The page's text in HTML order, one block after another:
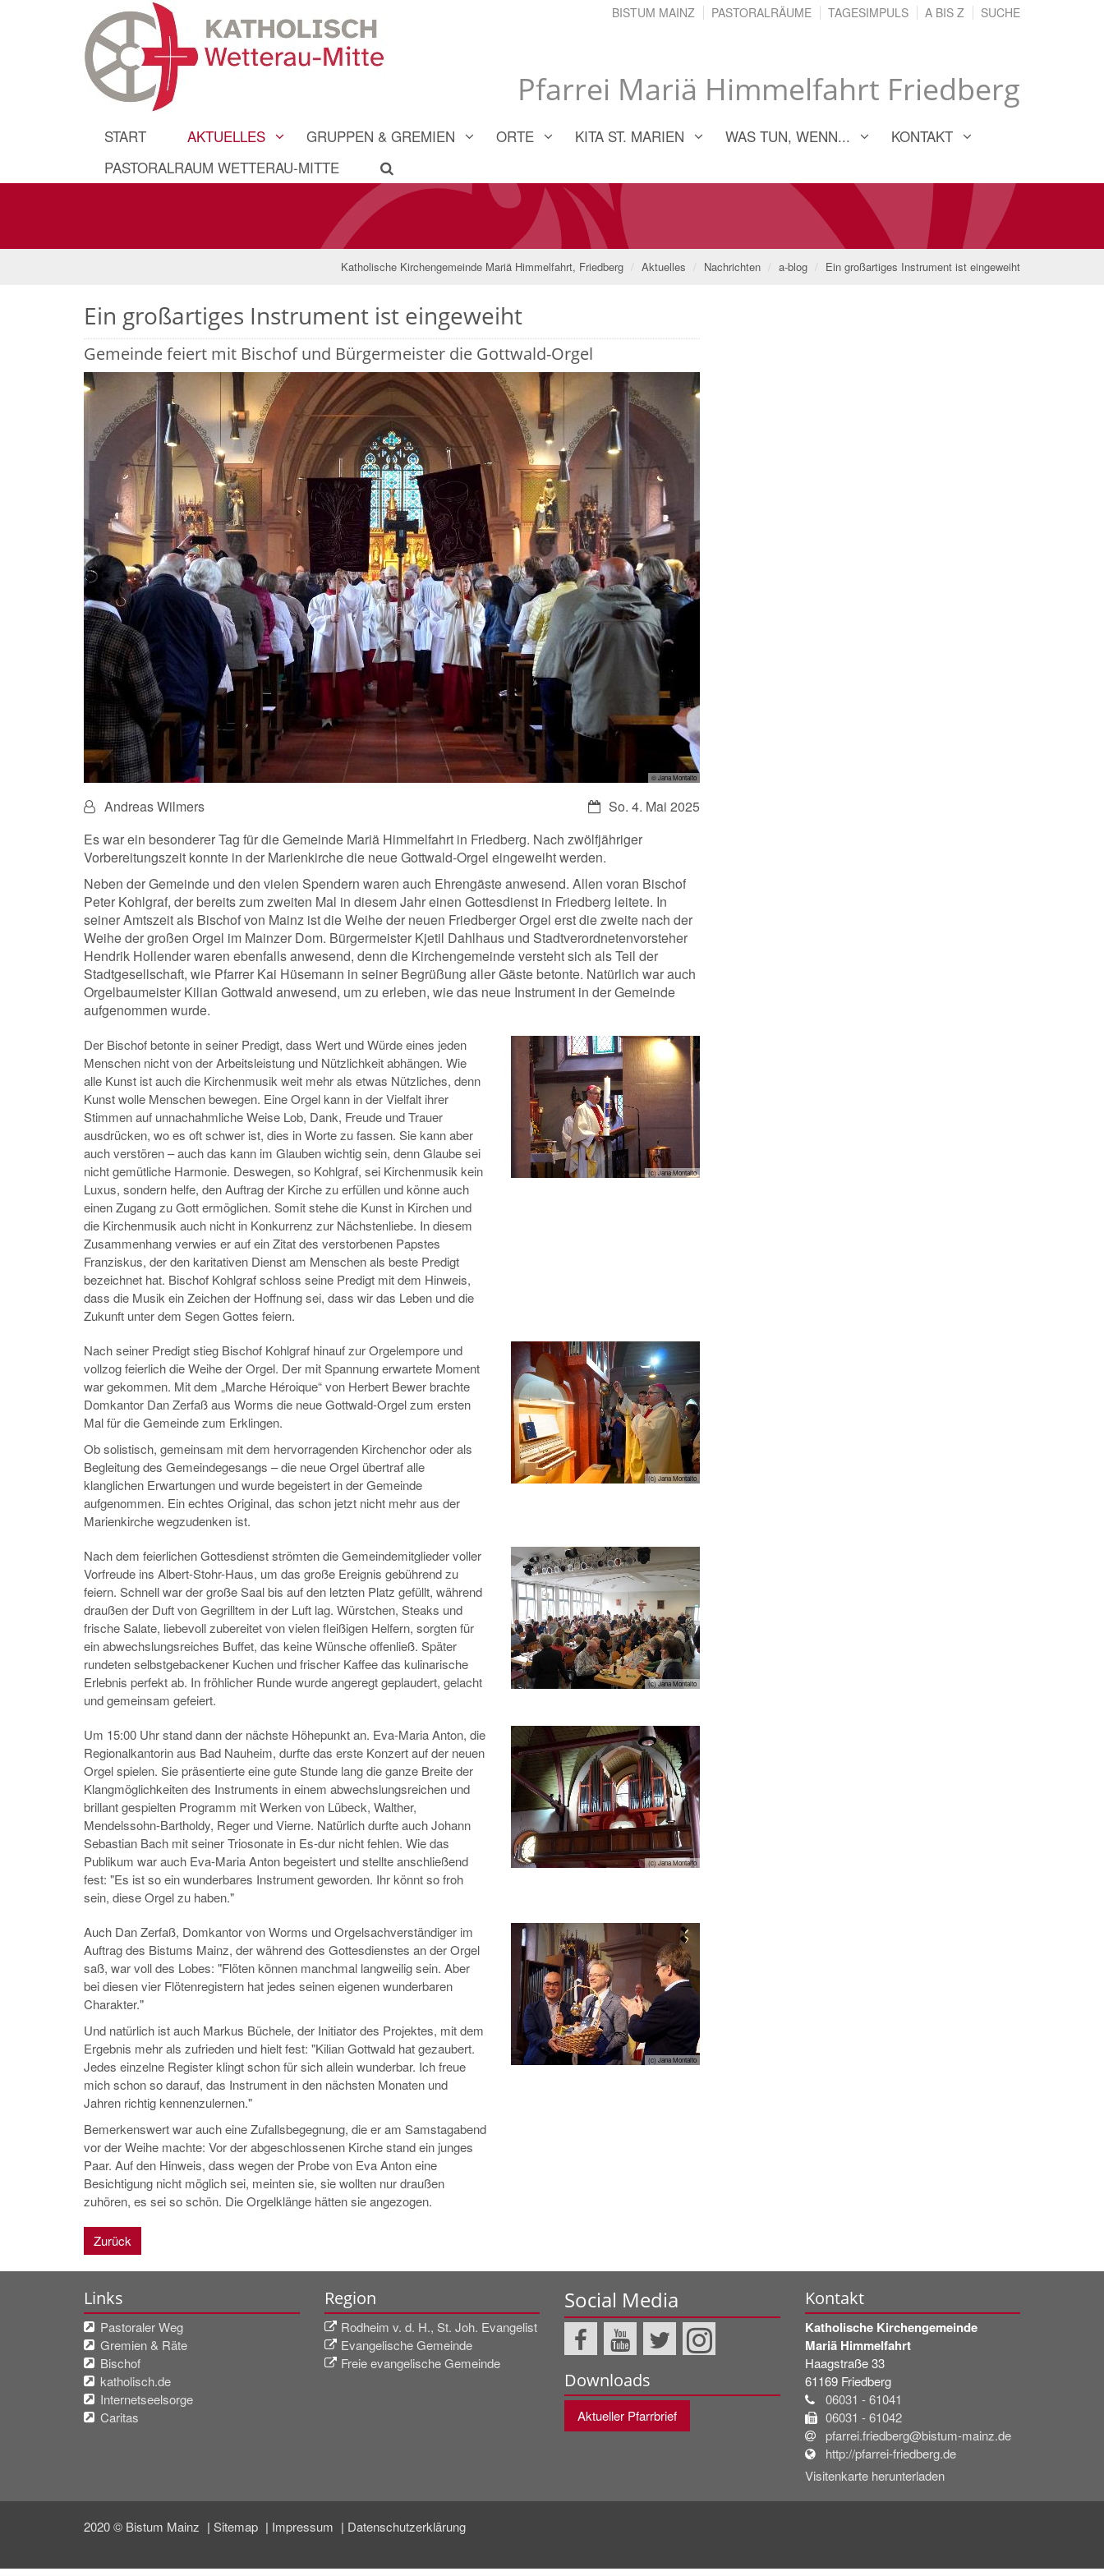
Pfarrei Mariä Himmelfahrt Friedberg
BISTUM MAINZ PASTORALRÄUME TAGESIMPULS A BIS Z SUCHE
START AKTUELLES GRUPPEN & GREMIEN ORTE KITA ST. MARIEN WAS TUN, WENN...
KONTAKT
PASTORALRAUM WETTERAU-MITTE
Katholische Kirchengemeinde Mariä Himmelfahrt, Friedberg Aktuelles Nachrichten a-blog Ein großartiges Instrument ist eingeweiht
Ein großartiges Instrument ist eingeweiht
Gemeinde feiert mit Bischof und Bürgermeister die Gottwald-Orgel
© Jana Montalto
Datum:So. 4. Mai 2025
Von:Andreas Wilmers
Es war ein besonderer Tag für die Gemeinde Mariä Himmelfahrt in Friedberg. Nach zwölfjähriger
Vorbereitungszeit konnte in der Marienkirche die neue Gottwald-Orgel eingeweiht werden.
Neben der Gemeinde und den vielen Spendern waren auch Ehrengäste anwesend. Allen voran Bischof
Peter Kohlgraf, der bereits zum zweiten Mal in diesem Jahr einen Gottesdienst in Friedberg leitete. In
seiner Amtszeit als Bischof von Mainz ist die Weihe der neuen Friedberger Orgel erst die zweite nach der
Weihe der großen Orgel im Mainzer Dom. Bürgermeister Kjetil Dahlhaus und Stadtverordnetenvorsteher
Hendrik Hollender waren ebenfalls anwesend, denn die Kirchengemeinde versteht sich als Teil der
Stadtgesellschaft, wie Pfarrer Kai Hüsemann in seiner Begrüßung aller Gäste betonte. Natürlich war auch
Orgelbaumeister Kilian Gottwald anwesend, um zu erleben, wie das neue Instrument in der Gemeinde
aufgenommen wurde.
(c) Jana Montalto
Der Bischof betonte in seiner Predigt, dass Wert und Würde eines jeden
Menschen nicht von der Arbeitsleistung und Nützlichkeit abhängen. Wie
alle Kunst ist auch die Kirchenmusik weit mehr als etwas Nützliches, denn
Kunst wolle Menschen bewegen. Eine Orgel kann in der Vielfalt ihrer
Stimmen auf unnachahmliche Weise Lob, Dank, Freude und Trauer
ausdrücken, wo es oft schwer ist, dies in Worte zu fassen. Sie kann aber
auch verstören – auch das kann im Glauben wichtig sein, denn Glaube sei
nicht gemütliche Harmonie. Deswegen, so Kohlgraf, sei Kirchenmusik kein
Luxus, sondern helfe, den Auftrag der Kirche zu erfüllen und könne auch
einen Zugang zu Gott ermöglichen. Somit stehe die Kunst in Kirchen und
die Kirchenmusik auch nicht in Konkurrenz zur Nächstenliebe. In diesem
Zusammenhang verwies er auf ein Zitat des verstorbenen Papstes
Franziskus, der den karitativen Dienst am Menschen als beste Predigt
bezeichnet hat. Bischof Kohlgraf schloss seine Predigt mit dem Hinweis,
dass die Musik ein Zeichen der Hoffnung sei, dass wir das Leben und die
Zukunft unter dem Segen Gottes feiern.
(c) Jana Montalto
Nach seiner Predigt stieg Bischof Kohlgraf hinauf zur Orgelempore und
vollzog feierlich die Weihe der Orgel. Der mit Spannung erwartete Moment
war gekommen. Mit dem „Marche Héroique“ von Herbert Bewer brachte
Domkantor Dan Zerfaß aus Worms die neue Gottwald-Orgel zum ersten
Mal für die Gemeinde zum Erklingen.
Ob solistisch, gemeinsam mit dem hervorragenden Kirchenchor oder als
Begleitung des Gemeindegesangs – die neue Orgel übertraf alle
klanglichen Erwartungen und wurde begeistert in der Gemeinde
aufgenommen. Ein echtes Original, das schon jetzt nicht mehr aus der
Marienkirche wegzudenken ist.
(c) Jana Montalto
Nach dem feierlichen Gottesdienst strömten die Gemeindemitglieder voller
Vorfreude ins Albert-Stohr-Haus, um das große Ereignis gebührend zu
feiern. Schnell war der große Saal bis auf den letzten Platz gefüllt, während
draußen der Duft von Gegrilltem in der Luft lag. Würstchen, Steaks und
frische Salate, liebevoll zubereitet von vielen fleißigen Helfern, sorgten für
ein abwechslungsreiches Buffet, das keine Wünsche offenließ. Später
rundeten selbstgebackener Kuchen und frischer Kaffee das kulinarische
Erlebnis perfekt ab. In fröhlicher Runde wurde angeregt geplaudert, gelacht
und gemeinsam gefeiert.
(c) Jana Montalto
Um 15:00 Uhr stand dann der nächste Höhepunkt an. Eva-Maria Anton, die
Regionalkantorin aus Bad Nauheim, durfte das erste Konzert auf der neuen
Orgel spielen. Sie präsentierte eine gute Stunde lang die ganze Breite der
Klangmöglichkeiten des Instruments in einem abwechslungsreichen und
brillant gespielten Programm mit Werken von Lübeck, Walther,
Mendelssohn-Bartholdy, Reger und Vierne. Natürlich durfte auch Johann
Sebastian Bach mit seiner Triosonate in Es-dur nicht fehlen. Wie das
Publikum war auch Eva-Maria Anton begeistert und stellte anschließend
fest: "Es ist so ein wunderbares Instrument geworden. Ihr könnt so froh
sein, diese Orgel zu haben."
(c) Jana Montalto
Auch Dan Zerfaß, Domkantor von Worms und Orgelsachverständiger im
Auftrag des Bistums Mainz, der während des Gottesdienstes an der Orgel
saß, war voll des Lobes: "Flöten können manchmal langweilig sein. Aber
bei diesen vier Flötenregistern hat jedes seinen eigenen wunderbaren
Charakter."
Und natürlich ist auch Markus Büchele, der Initiator des Projektes, mit dem
Ergebnis mehr als zufrieden und hielt fest: "Kilian Gottwald hat gezaubert.
Jedes einzelne Register klingt schon für sich allein wunderbar. Ich freue
mich schon so darauf, das Instrument in den nächsten Monaten und
Jahren richtig kennenzulernen."
Bemerkenswert war auch eine Zufallsbegegnung, die er am Samstagabend
vor der Weihe machte: Vor der abgeschlossenen Kirche stand ein junges
Paar. Auf den Hinweis, dass wegen der Probe von Eva Anton eine
Besichtigung nicht möglich sei, meinten sie, sie wollten nur draußen
zuhören, es sei so schön. Die Orgelklänge hätten sie angezogen.
Zurück
Links
Pastoraler Weg
Gremien & Räte
Bischof
katholisch.de
Internetseelsorge
Caritas
Region
Rodheim v. d. H., St. Joh. Evangelist
Evangelische Gemeinde
Freie evangelische Gemeinde
Social Media
Downloads
Aktueller Pfarrbrief
Kontakt
Katholische Kirchengemeinde
Mariä Himmelfahrt
Haagstraße 33
61169 Friedberg
06031 - 61041
06031 - 61042
pfarrei.friedberg@bistum-mainz.de
http://pfarrei-friedberg.de
Visitenkarte herunterladen
2020 © Bistum Mainz Sitemap Impressum Datenschutzerklärung